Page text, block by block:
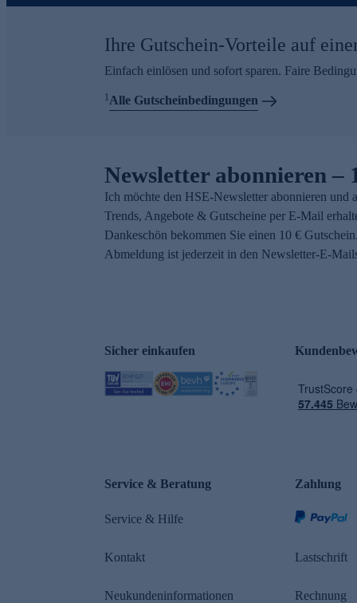
Ihre Gutschein-Vorteile auf
Einfach einlösen und sofort sparen. Faire
1Alle Gutscheinbedingungen
Newsletter abonnieren –
Ich möchte den HSE-Newsletter abonnieren und
Trends, Angebote & Gutscheine per E-Mail
Dankeschön bekommen Sie einen 10 €
Abmeldung ist jederzeit in den Newsletter-E-
Sicher einkaufen
Service & Beratung
Service & Hilfe
Kontakt
Neukundeninformationen
Zahlung
Lastschrift
Rechnung